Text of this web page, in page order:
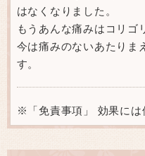
はなくなりました。
もうあんな痛みはコリゴ
今は痛みのないあたりま
す。
※「免責事項」 効果には